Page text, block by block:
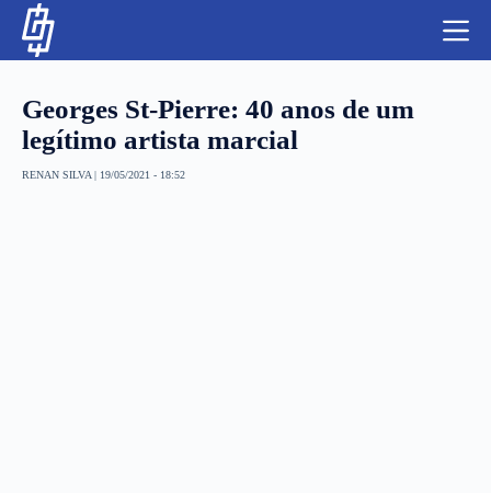
Georges St-Pierre: 40 anos de um
legítimo artista marcial
RENAN SILVA | 19/05/2021 - 18:52